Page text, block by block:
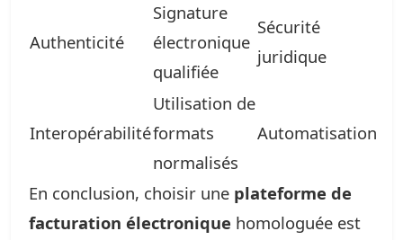
Authenticité
Signature
électronique
qualifiée
Sécurité
juridique
Interopérabilité
Utilisation de
formats
normalisés
Automatisation
En conclusion, choisir une plateforme de
facturation électronique homologuée est